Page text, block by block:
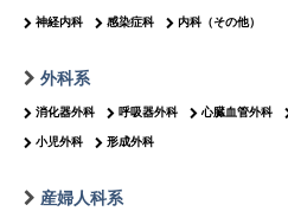
神経内科 感染症科 内科（その他）
外科系
消化器外科 呼吸器外科 心臓血管外科
小児外科 形成外科
産婦人科系